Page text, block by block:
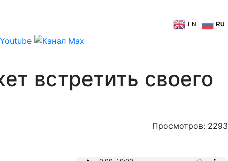
EN RU
встретить своего
Просмотров: 2293